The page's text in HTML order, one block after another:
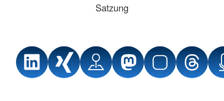
Satzung